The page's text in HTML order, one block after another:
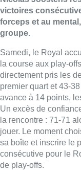
sa boîte et inscrire le
consécutive pour le
de play-offs.
■ Reportage
Lire aussi :
Saint-
Senne et
classés